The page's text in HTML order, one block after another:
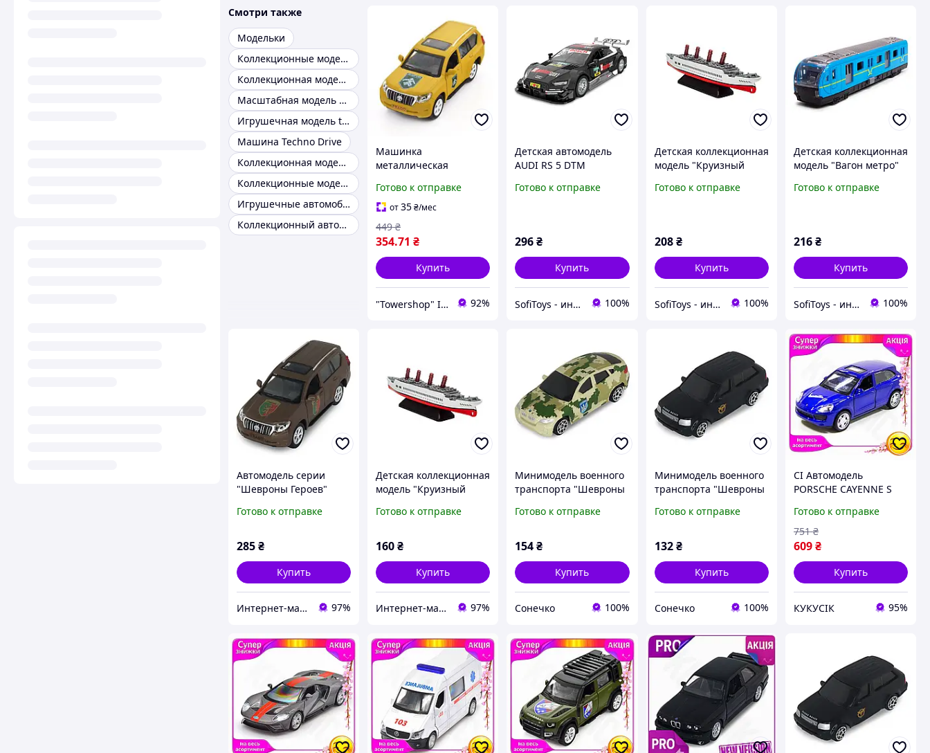
Смотри также
Модельки
Коллекционные модели автомобилей
Коллекционная модель bmw
Масштабная модель авто
Игрушечная модель toyota land cruiser
Машина Techno Drive
Коллекционная модель TOYOTA для детей
Коллекционные модели TechnoDrive для автолюбителей
Игрушечные автомобили с историей
Коллекционный автомобиль bmw x6 полиция
Машинка
металлическая
TOYOTA PRADO Хартия"
Металл пластик
Бежевый (238549)
Готово к отправке
от35₴/мес
354.71 ₴
449 ₴
Купить
"Towershop" Інтернет-магазин 92%
Детская автомодель
AUDI RS 5 DTM
масштаб 1: 43
Готово к отправке
296₴
Купить
SofiToys - интернет-магазин детских игрушек в Украине 100%
Детская коллекционная
модель "Круизный
250420CG-3
Готово к отправке
208 ₴
Купить
SofiToys - интернет-магазин детских игрушек в Украине 100%
Детская коллекционная
модель "Вагон метро"
Готово к отправке
216₴
Купить
SofiToys - интернет-магазин детских игрушек в Украине 100%
Автомодель серии
"Шевроны Героев"
TechnoDrive KM618824
Готово к отправке
285₴
Купить
Интернет-магазин "МОЙ ДОМОВОЙ" 97%
Детская коллекционная
модель "Круизный
250420CG-3
Готово к отправке
160₴
Купить
Интернет-магазин "МОЙ ДОМОВОЙ" 97%
Минимодель военного
транспорта "Шевроны
250363UM-1
Готово к отправке
154₴
Купить
Сонечко 100%
Минимодель военного
транспорта "Шевроны
250363UM-4
Готово к отправке
132 ₴
Купить
Сонечко 100%
CI Автомодель
PORSCHE CAYENNE S
синяя машинка для
детей от 3 лет
металлический к CI2-
Готово к отправке
609₴
751 ₴
Купить
КУКУСІК 95%